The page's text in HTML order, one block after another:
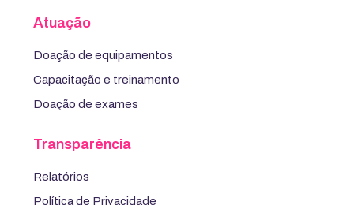
Atuação
Doação de equipamentos
Capacitação e treinamento
Doação de exames
Transparência
Relatórios
Política de Privacidade